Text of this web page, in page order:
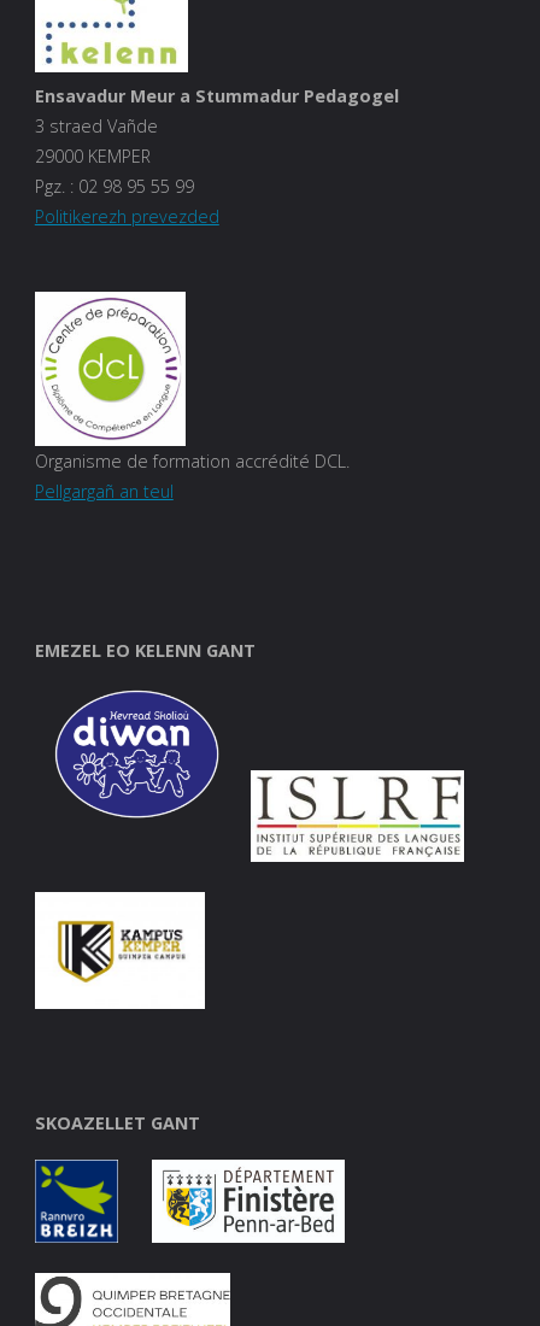
Ensavadur Meur a Stummadur Pedagogel
3 straed Vañde
29000 KEMPER
Pgz. :02 98 95 55 99
Politikerezh prevezded
Organisme de formation accrédité DCL.
Pellgargañ an teul
EMEZEL EO KELENN GANT
SKOAZELLET GANT